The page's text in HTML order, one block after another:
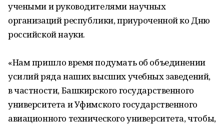
учеными и руководителями научных
организаций республики, приуроченной ко Дню
российской науки.
«Нам пришло время подумать об объединении
усилий ряда наших высших учебных заведений,
в частности, Башкирского государственного
университета и Уфимского государственного
авиационного технического университета, чтобы,